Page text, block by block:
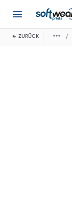
ZURÜCK